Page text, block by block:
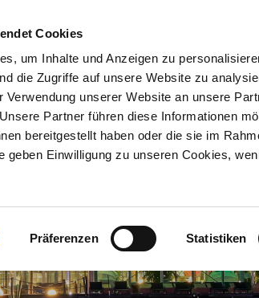
Cookies
um Inhalte und Anzeigen zu
die Zugriffe auf unsere Website zu
Verwendung unserer Website an unsere
Partner führen diese Informationen
bereitgestellt haben oder die sie im
geben Einwilligung zu unseren Cookies,
Präferenzen Statistiken